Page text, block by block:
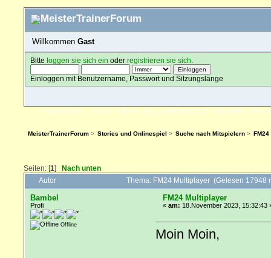
Willkommen Gast
Bitteloggen sie sich ein oderregistrieren sie sich
Einloggen mit Benutzername, Passwort und Sitzungslänge
ÜBERSICHT HILFE SUCHE FAQ FORENREGELN SPENDEN
MeisterTrainerForum> Stories und Onlinespiel > Suche nach Mitspielern>
Seiten: [1] Nach unten
Autor Thema: FM24 Multiplayer (Gelesen 17948
Bambel
Profi
Offline
FM24 Multiplayer
«am: 18.November 2023, 15:32:43
Moin Moin,